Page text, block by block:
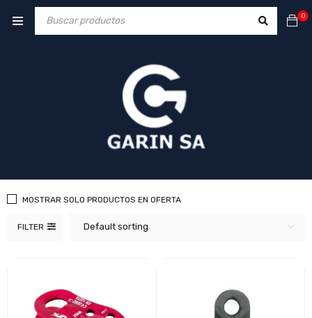
0
FILTER Default sorting
MOSTRAR SOLO PRODUCTOS EN OFERTA